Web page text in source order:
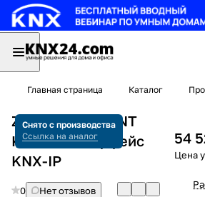
Главная страница Каталог
Снято с производства
Ссылка на аналог
Zennio ZSY-IP-INT
KNX-IP Интерфейс
KNX-IP
0
Нет отзывов
54